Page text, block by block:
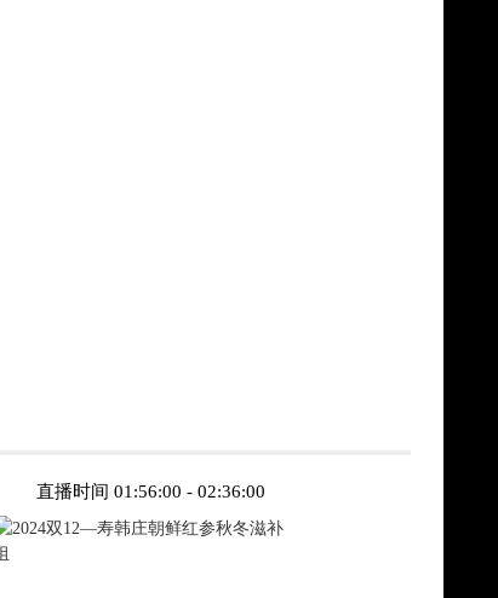
直播时间 01:56:00 - 02:36:00